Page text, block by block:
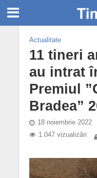
Actualitate
11 tineri
au intrat
Premiul
Bradea”
18 noiembrie 2022
1.047 vizualizări